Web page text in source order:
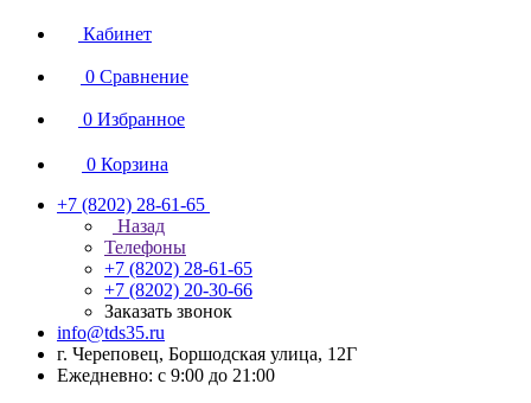
Кабинет
0 Сравнение
0 Избранное
0 Корзина
+7 (8202) 28‑61-65
Назад
Телефоны
+7 (8202) 28‑61-65
+7 (8202) 20‑30-66
Заказать звонок
info@tds35.ru
г. Череповец, Боршодская улица, 12Г
Ежедневно: с 9:00 до 21:00